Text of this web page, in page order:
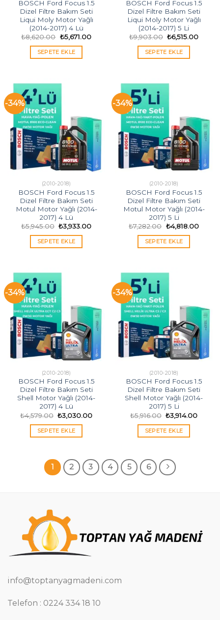
BOSCH Ford Focus 1.5
Dizel Filtre Bakım Seti
Liqui Moly Motor Yağlı
(2014-2017) 4 Lü
₺8,620.00 Orijinal
fiyat:
₺8,620.00.
₺5,671.00Şu
SEPETE EKLE
BOSCH Ford Focus 1.5
Dizel Filtre Bakım Seti
Liqui Moly Motor Yağlı
(2014-2017) 5 Li
₺9,903.00 Orijinal
fiyat:
₺9,903.00.
₺6,515.00Şu
SEPETE EKLE
-34%
(2010-2018)
BOSCH Ford Focus 1.5
Dizel Filtre Bakım Seti
Motul Motor Yağlı (2014-
2017) 4 Lü
₺5,945.00 Orijinal
fiyat:
₺5,945.00.
₺3,933.00Şu
SEPETE EKLE
-34%
(2010-2018)
BOSCH Ford Focus 1.5
Dizel Filtre Bakım Seti
Motul Motor Yağlı (2014-
2017) 5 Li
₺7,282.00 Orijinal
fiyat:
₺7,282.00.
₺4,818.00Şu
SEPETE EKLE
-34%
(2010-2018)
BOSCH Ford Focus 1.5
Dizel Filtre Bakım Seti
Shell Motor Yağlı (2014-
2017) 4 Lü
₺4,579.00 Orijinal
fiyat:
₺4,579.00.
₺3,030.00Şu
SEPETE EKLE
-34%
(2010-2018)
BOSCH Ford Focus 1.5
Dizel Filtre Bakım Seti
Shell Motor Yağlı (2014-
2017) 5 Li
₺5,916.00 Orijinal
fiyat:
₺5,916.00.
₺3,914.00Şu
SEPETE EKLE
1 2 3 4 5 6
info@toptanyagmadeni.com
Telefon : 0224 334 18 10